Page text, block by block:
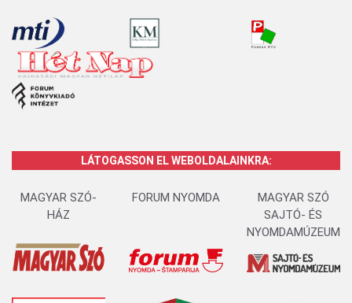
LÁTOGASSON EL WEBOLDALAINKRA:
MAGYAR SZÓ-
HÁZ
FORUM NYOMDA
MAGYAR SZÓ
SAJTÓ- ÉS
NYOMDAMÚZEUM